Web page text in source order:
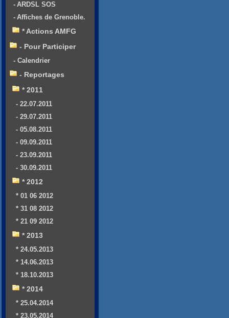
- ARDSL SOS
- Affiches de Grenoble.
* Actions AMFG
- Pour Participer
- Calendrier
- Reportages
* 2011
- 22.07.2011
- 29.07.2011
- 05.08.2011
- 09.09.2011
- 23.09.2011
- 30.09.2011
* 2012
* 01 06 2012
* 31 08 2012
* 21 09 2012
* 2013
* 24.05.2013
* 14.06.2013
* 18.10.2013
* 2014
* 25.04.2014
* 23.05.2014